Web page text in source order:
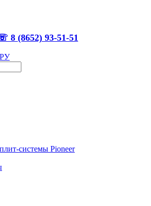
8 (8652) 93-51-51
системы Pioneer